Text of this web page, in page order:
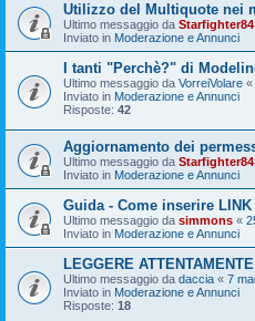
Utilizzo del Multiquote nei
Ultimo messaggio da Starfighter84
Inviato in Moderazione e Annunci
I tanti "Perchè?" di
Ultimo messaggio da VorreiVolare «
Inviato in Moderazione e Annunci
Risposte: 42
Aggiornamento dei
Ultimo messaggio da Starfighter84
Inviato in Moderazione e Annunci
Guida - Come inserire
Ultimo messaggio da simmons «
Inviato in Moderazione e Annunci
LEGGERE
Ultimo messaggio da daccia « 7
Inviato in Moderazione e Annunci
Risposte: 18